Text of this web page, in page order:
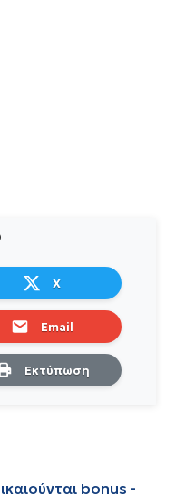
X
Email
Εκτύπωση
bonus -